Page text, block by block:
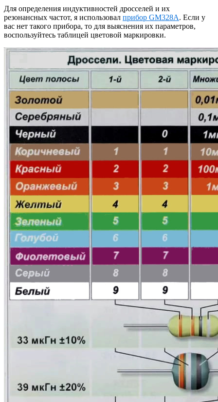
Для определения индуктивностей дросселей и их
резонансных частот, я использовал прибор GM328A. Если у
вас нет такого прибора, то для выяснения их параметров,
воспользуйтесь таблицей цветовой маркировки.